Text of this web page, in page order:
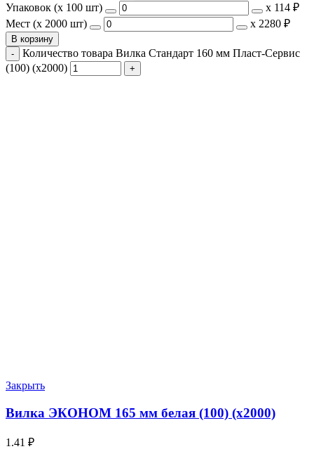
Упаковок (x 100 шт)
х 114 ₽
Мест (x 2000 шт)
х 2280 ₽
В корзину
Количество товара Вилка Стандарт 160 мм Пласт-Сервис
(100) (х2000)
Закрыть
Вилка ЭКОНОМ 165 мм белая (100) (х2000)
1.41 ₽